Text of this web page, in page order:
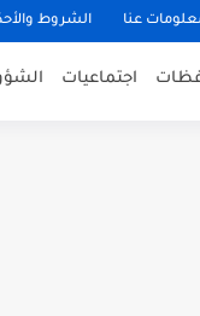
عنا الشروط
اجتماعيات